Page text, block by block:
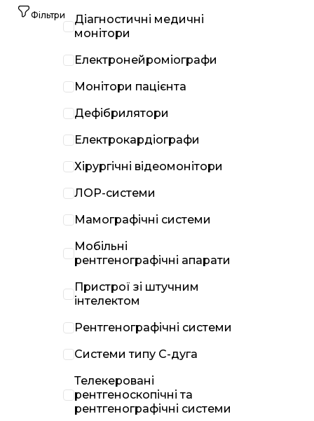
Фільтри
Діагностичні медичні
монітори
Електронейроміографи
Монітори пацієнта
Дефібрилятори
Електрокардіографи
Хірургічні відеомонітори
ЛОР-системи
Мамографічні системи
Мобільні
рентгенографічні апарати
Пристрої зі штучним
інтелектом
Рентгенографічні системи
Системи типу С-дуга
Телекеровані
рентгеноскопічні та
рентгенографічні системи